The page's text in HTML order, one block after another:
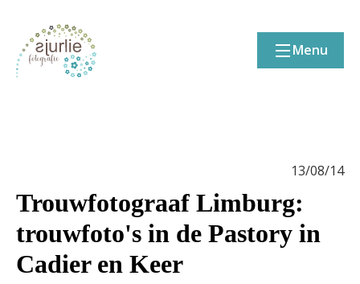
Menu
13/08/14
Trouwfotograaf Limburg:
trouwfoto's in de Pastory in
Cadier en Keer